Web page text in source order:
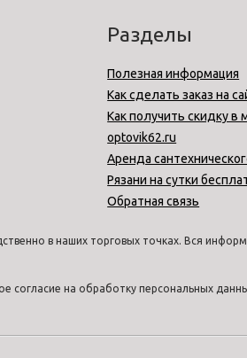
Разделы
Полезная информация
Как сделать заказ на
Как получить скидку в
optovik62.ru
Аренда
Рязани на сутки
Обратная связь
в наших торговых точках. Вся
согласие на обработку персональных